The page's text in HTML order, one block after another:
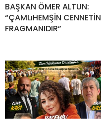
BAŞKAN ÖMER ALTUN:
“ÇAMLıHEMŞİN CENNETİN
FRAGMANIDIR”